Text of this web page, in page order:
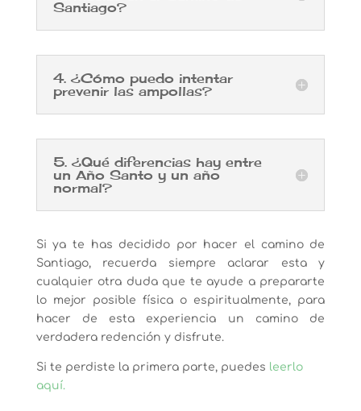
Santiago?
4. ¿Cómo puedo intentar
prevenir las ampollas?
5. ¿Qué diferencias hay entre
un Año Santo y un año
normal?
Si ya te has decidido por hacer el camino de
Santiago, recuerda siempre aclarar esta y
cualquier otra duda que te ayude a prepararte
lo mejor posible física o espiritualmente, para
hacer de esta experiencia un camino de
verdadera redención y disfrute.
Si te perdiste la primera parte, puedes leerlo
aquí.